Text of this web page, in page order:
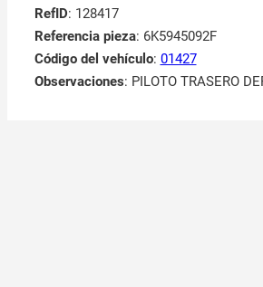
RefID: 128417
Referencia pieza: 6K5945092F
Código del vehículo: 01427
Observaciones: PILOTO TRASERO